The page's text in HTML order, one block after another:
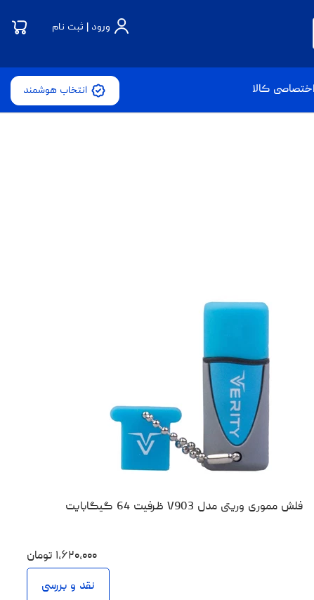
ورود | ثبت نام
کالا انتخاب هوشمند
فلش مموری وریتی مدل V903 ظرفیت 64 گیگابایت
۱،۶۲۰،۰۰۰ تومان
نقد و بررسی